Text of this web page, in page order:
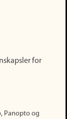
for
Panopto og